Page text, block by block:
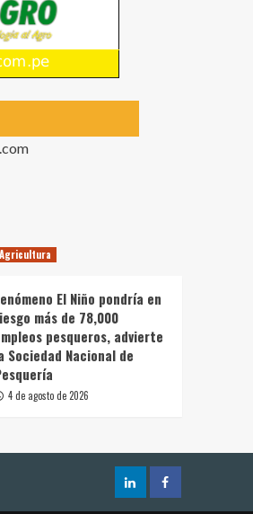
Agricultura
El Niño pondría en
más de 78,000
pesqueros, advierte
Sociedad Nacional de
4 de agosto de 2026